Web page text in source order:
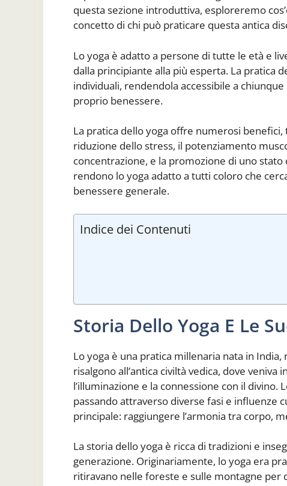
questa sezione introduttiva, esploreremo
concetto di chi può praticare questa antica
Lo yoga è adatto a persone di tutte le età e
dalla principiante alla più esperta. La pratica
individuali, rendendola accessibile a
proprio benessere.
La pratica dello yoga offre numerosi
riduzione dello stress, il potenziamento
concentrazione, e la promozione di uno
rendono lo yoga adatto a tutti coloro che
benessere generale.
Indice dei Contenuti
Storia Dello Yoga E Le
Lo yoga è una pratica millenaria nata in
risalgono all’antica civiltà vedica, dove
l’illuminazione e la connessione con il divino.
passando attraverso diverse fasi e influenze
principale: raggiungere l’armonia tra corpo,
La storia dello yoga è ricca di tradizioni e
generazione. Originariamente, lo yoga era
ritiravano nelle foreste e sulle montagne per